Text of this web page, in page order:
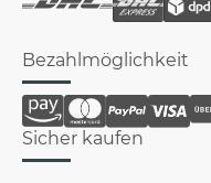
Bezahlmöglichkeit
Sicher kaufen